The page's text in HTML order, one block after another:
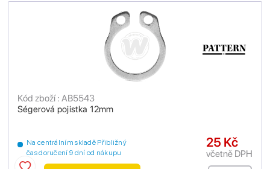
Ségerová pojistka 12mm
Kód zboží : AB5543
Na centrálním skladě Přibližný
čas doručení 9 dní od nákupu
25 Kč
včetně DPH